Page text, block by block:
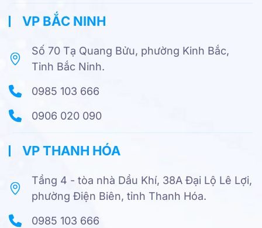
VP BẮC NINH
Số 70 Tạ Quang Bửu, phường Kinh Bắc,
Tỉnh Bắc Ninh.
0985 103 666
0906 020 090
VP THANH HÓA
Tầng 4 - tòa nhà Dầu Khí, 38A Đại Lộ Lê Lợi,
phường Điện Biên, tỉnh Thanh Hóa.
0985 103 666